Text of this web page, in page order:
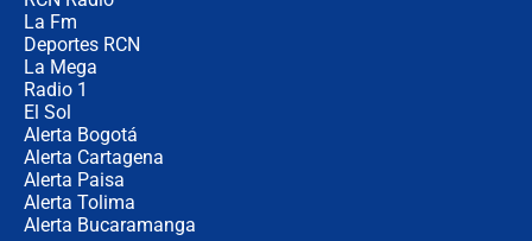
La Fm
Deportes RCN
La Mega
Radio 1
El Sol
Alerta Bogotá
Alerta Cartagena
Alerta Paisa
Alerta Tolima
Alerta Bucaramanga